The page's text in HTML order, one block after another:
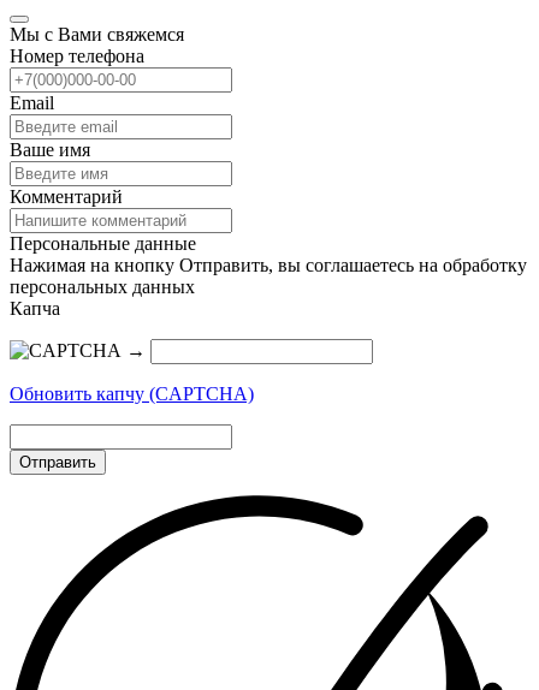
Мы с Вами свяжемся
Номер телефона
Email
Ваше имя
Комментарий
Персональные данные
Нажимая на кнопку Отправить, вы соглашаетесь на обработку
персональных данных
Капча
→
Обновить капчу (CAPTCHA)
Отправить